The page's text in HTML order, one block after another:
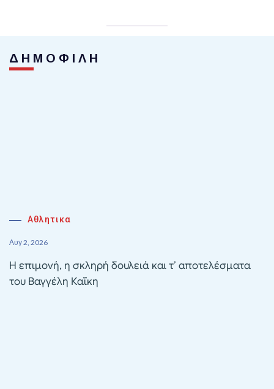
ΔΗΜΟΦΙΛΗ
Αθλητικα
Αυγ 2, 2026
Η επιμονή, η σκληρή δουλειά και τ’ αποτελέσματα
του Βαγγέλη Καΐκη